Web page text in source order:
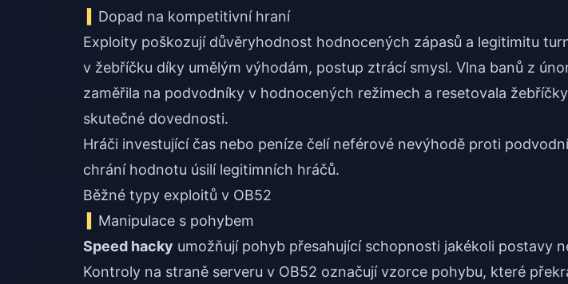
Dopad na kompetitivní hraní
Exploity poškozují důvěryhodnost hodnocených zápasů a legitimitu
v žebříčku díky umělým výhodám, postup ztrácí smysl. Vlna banů z
zaměřila na podvodníky v hodnocených režimech a resetovala
skutečné dovednosti.
Hráči investující čas nebo peníze čelí neférové nevýhodě proti
chrání hodnotu úsilí legitimních hráčů.
Běžné typy exploitů v OB52
Manipulace s pohybem
Speed hacky umožňují pohyb přesahující schopnosti jakékoli postavy
Kontroly na straně serveru v OB52 označují vzorce pohybu, které